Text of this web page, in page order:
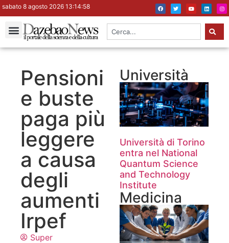
sabato 8 agosto 2026 13:14:59
Pensioni
e buste
paga più
leggere
a causa
degli
aumenti
Irpef
Super
Università
Università di Torino
entra nel National
Quantum Science
and Technology
Institute
Medicina